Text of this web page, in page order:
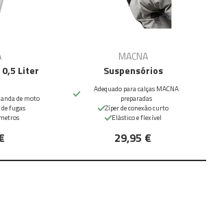
0,5 Liter
de moto
fugas
MACNA
Suspensórios
Adequado para calças MACNA
preparadas
Zíper de conexão curto
Elástico e flexível
29,95 €